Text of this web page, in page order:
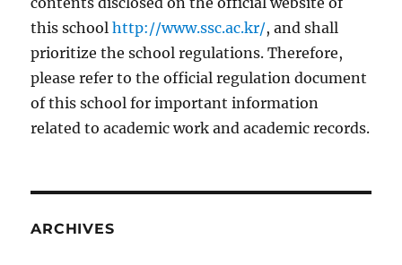
this schoolhttp://www.ssc.ac.kr/, and shall
prioritize the school regulations. Therefore,
please refer to the official regulation document
of this school for important information
related to academic work and academic records.
ARCHIVES